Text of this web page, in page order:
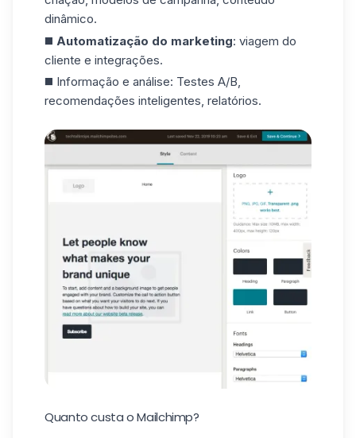
dinâmico.
◼️ Automatização do marketing: viagem do
cliente e integrações.
◼️ Informação e análise: Testes A/B,
recomendações inteligentes, relatórios.
Quanto custa o Mailchimp?